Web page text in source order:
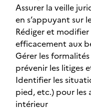
Assurer la veille
en s’appuyant sur
Rédiger et
efficacement aux
Gérer les
prévenir les litiges
Identifier les
pied, etc.) pour les
intérieur